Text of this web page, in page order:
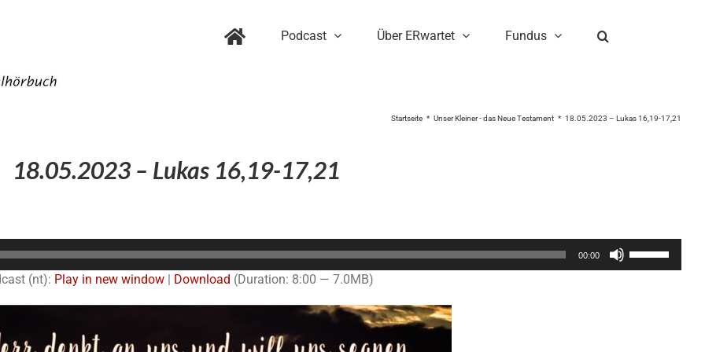
Podcast Über ERwartet Fundus
Startseite Unser Kleiner - das Neue Testament 18.05.2023 – Lukas 16,19-17,21
18.05.2023 – Lukas 16,19-17,21
00:00
(nt): Play in new window| Download (Duration: 8:00 — 7.0MB)